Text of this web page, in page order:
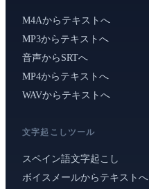
M4Aからテキストへ
MP3からテキストへ
音声からSRTへ
MP4からテキストへ
WAVからテキストへ
文字起こしツール
スペイン語文字起こし
ボイスメールからテキストへ